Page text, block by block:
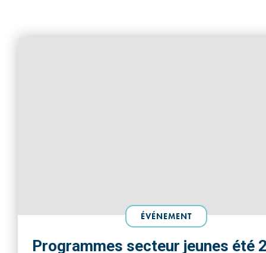
ÉVÉNEMENT
Programmes secteur jeunes été